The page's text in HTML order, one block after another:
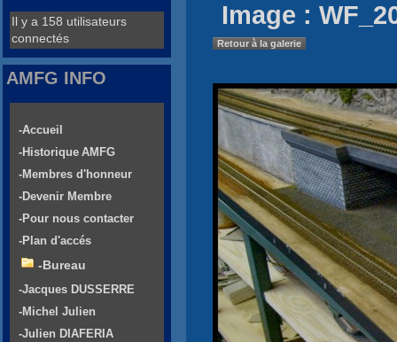
Image :
Retour à la galerie
Il y a 158 utilisateurs
connectés
AMFG INFO
-Accueil
-Historique AMFG
-Membres d'honneur
-Devenir Membre
-Pour nous contacter
-Plan d'accés
-Bureau
-Jacques DUSSERRE
-Michel Julien
-Julien DIAFERIA